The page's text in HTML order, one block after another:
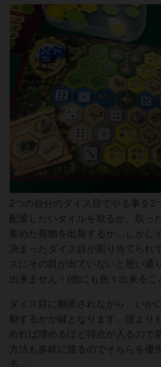
2つの自分のダイス目でやる事を2
配置したいタイルを取るか、取っ
集めた荷物を出荷するか…しかし
決まったダイス目が割り当てられ
スにその目が出ていないと思い通
出来ません！(他にも色々出来るこ
ダイス目に翻弄されながら、いか
動するかが鍵となります。誰より
めれば埋めるほど得点が入るので
方法も多岐に渡るのでそちらを優
る…